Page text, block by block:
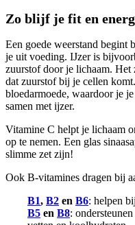
Zo blijf je fit en
Een goede weerstand begint
je uit voeding. IJzer is
zuurstof door je lichaam.
dat zuurstof bij je cellen
bloedarmoede, waardoor je
samen met ijzer.
Vitamine C helpt je lichaam
op te nemen. Een glas
slimme zet zijn!
Ook B-vitamines dragen bij
B1, B2 en B6: helpen
B5 en B8: